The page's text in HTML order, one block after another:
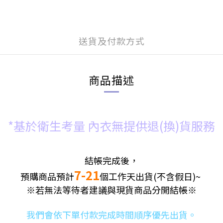
送貨及付款方式
商品描述
*基於衛生考量 內衣無提供退(換)貨服務
結帳完成後，
預購商品預計7-21個工作天出貨(不含假日)~
※若無法等待者建議與現貨商品分開結帳※
我們會依下單付款完成時間順序優先出貨。